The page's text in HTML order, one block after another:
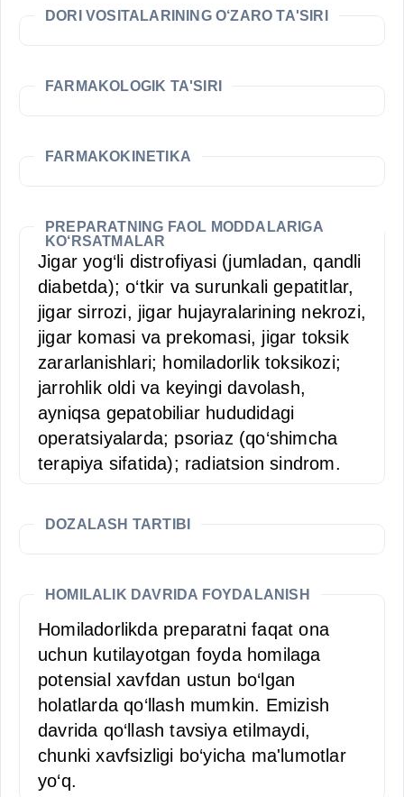
DORI VOSITALARINING O‘ZARO TA'SIRI
FARMAKOLOGIK TA'SIRI
FARMAKOKINETIKA
PREPARATNING FAOL MODDALARIGA
KO‘RSATMALAR
Jigar yog‘li distrofiyasi (jumladan, qandli
diabetda); o‘tkir va surunkali gepatitlar,
jigar sirrozi, jigar hujayralarining nekrozi,
jigar komasi va prekomasi, jigar toksik
zararlanishlari; homiladorlik toksikozi;
jarrohlik oldi va keyingi davolash,
ayniqsa gepatobiliar hududidagi
operatsiyalarda; psoriaz (qo‘shimcha
terapiya sifatida); radiatsion sindrom.
DOZALASH TARTIBI
HOMILALIK DAVRIDA FOYDALANISH
Homiladorlikda preparatni faqat ona
uchun kutilayotgan foyda homilaga
potensial xavfdan ustun bo‘lgan
holatlarda qo‘llash mumkin. Emizish
davrida qo‘llash tavsiya etilmaydi,
chunki xavfsizligi bo‘yicha ma'lumotlar
yo‘q.